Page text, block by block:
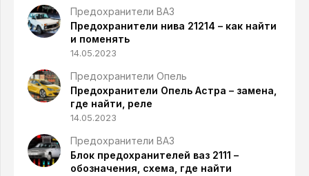
Предохранители ВАЗ
Предохранители нива 21214 – как найти
и поменять
14.05.2023
Предохранители Опель
Предохранители Опель Астра – замена,
где найти, реле
14.05.2023
Предохранители ВАЗ
Блок предохранителей ваз 2111 –
обозначения, схема, где найти